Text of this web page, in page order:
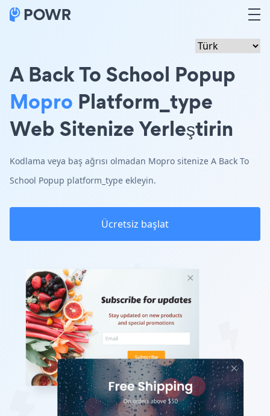
A Back To School Popup
Mopro Platform_type
Web Sitenize Yerleştirin
Kodlama veya baş ağrısı olmadan Mopro sitenize A Back To
School Popup platform_type ekleyin.
Ücretsiz başlat